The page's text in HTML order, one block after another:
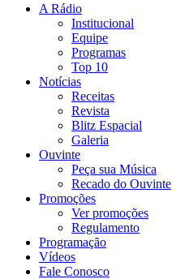
A Rádio
Institucional
Equipe
Programas
Top 10
Notícias
Receitas
Revista
Blitz Espacial
Galeria
Ouvinte
Peça sua Música
Recado do Ouvinte
Promoções
Ver promoções
Regulamento
Programação
Vídeos
Fale Conosco